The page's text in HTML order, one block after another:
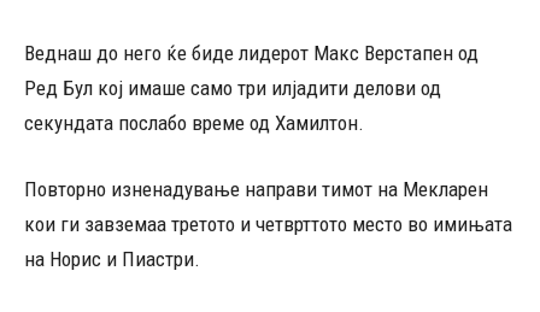
Веднаш до него ќе биде лидерот Макс Верстапен од
Ред Бул кој имаше само три илјадити делови од
секундата послабо време од Хамилтон.
Повторно изненадување направи тимот на Мекларен
кои ги завземаа третото и четврттото место во имињата
на Норис и Пиастри.